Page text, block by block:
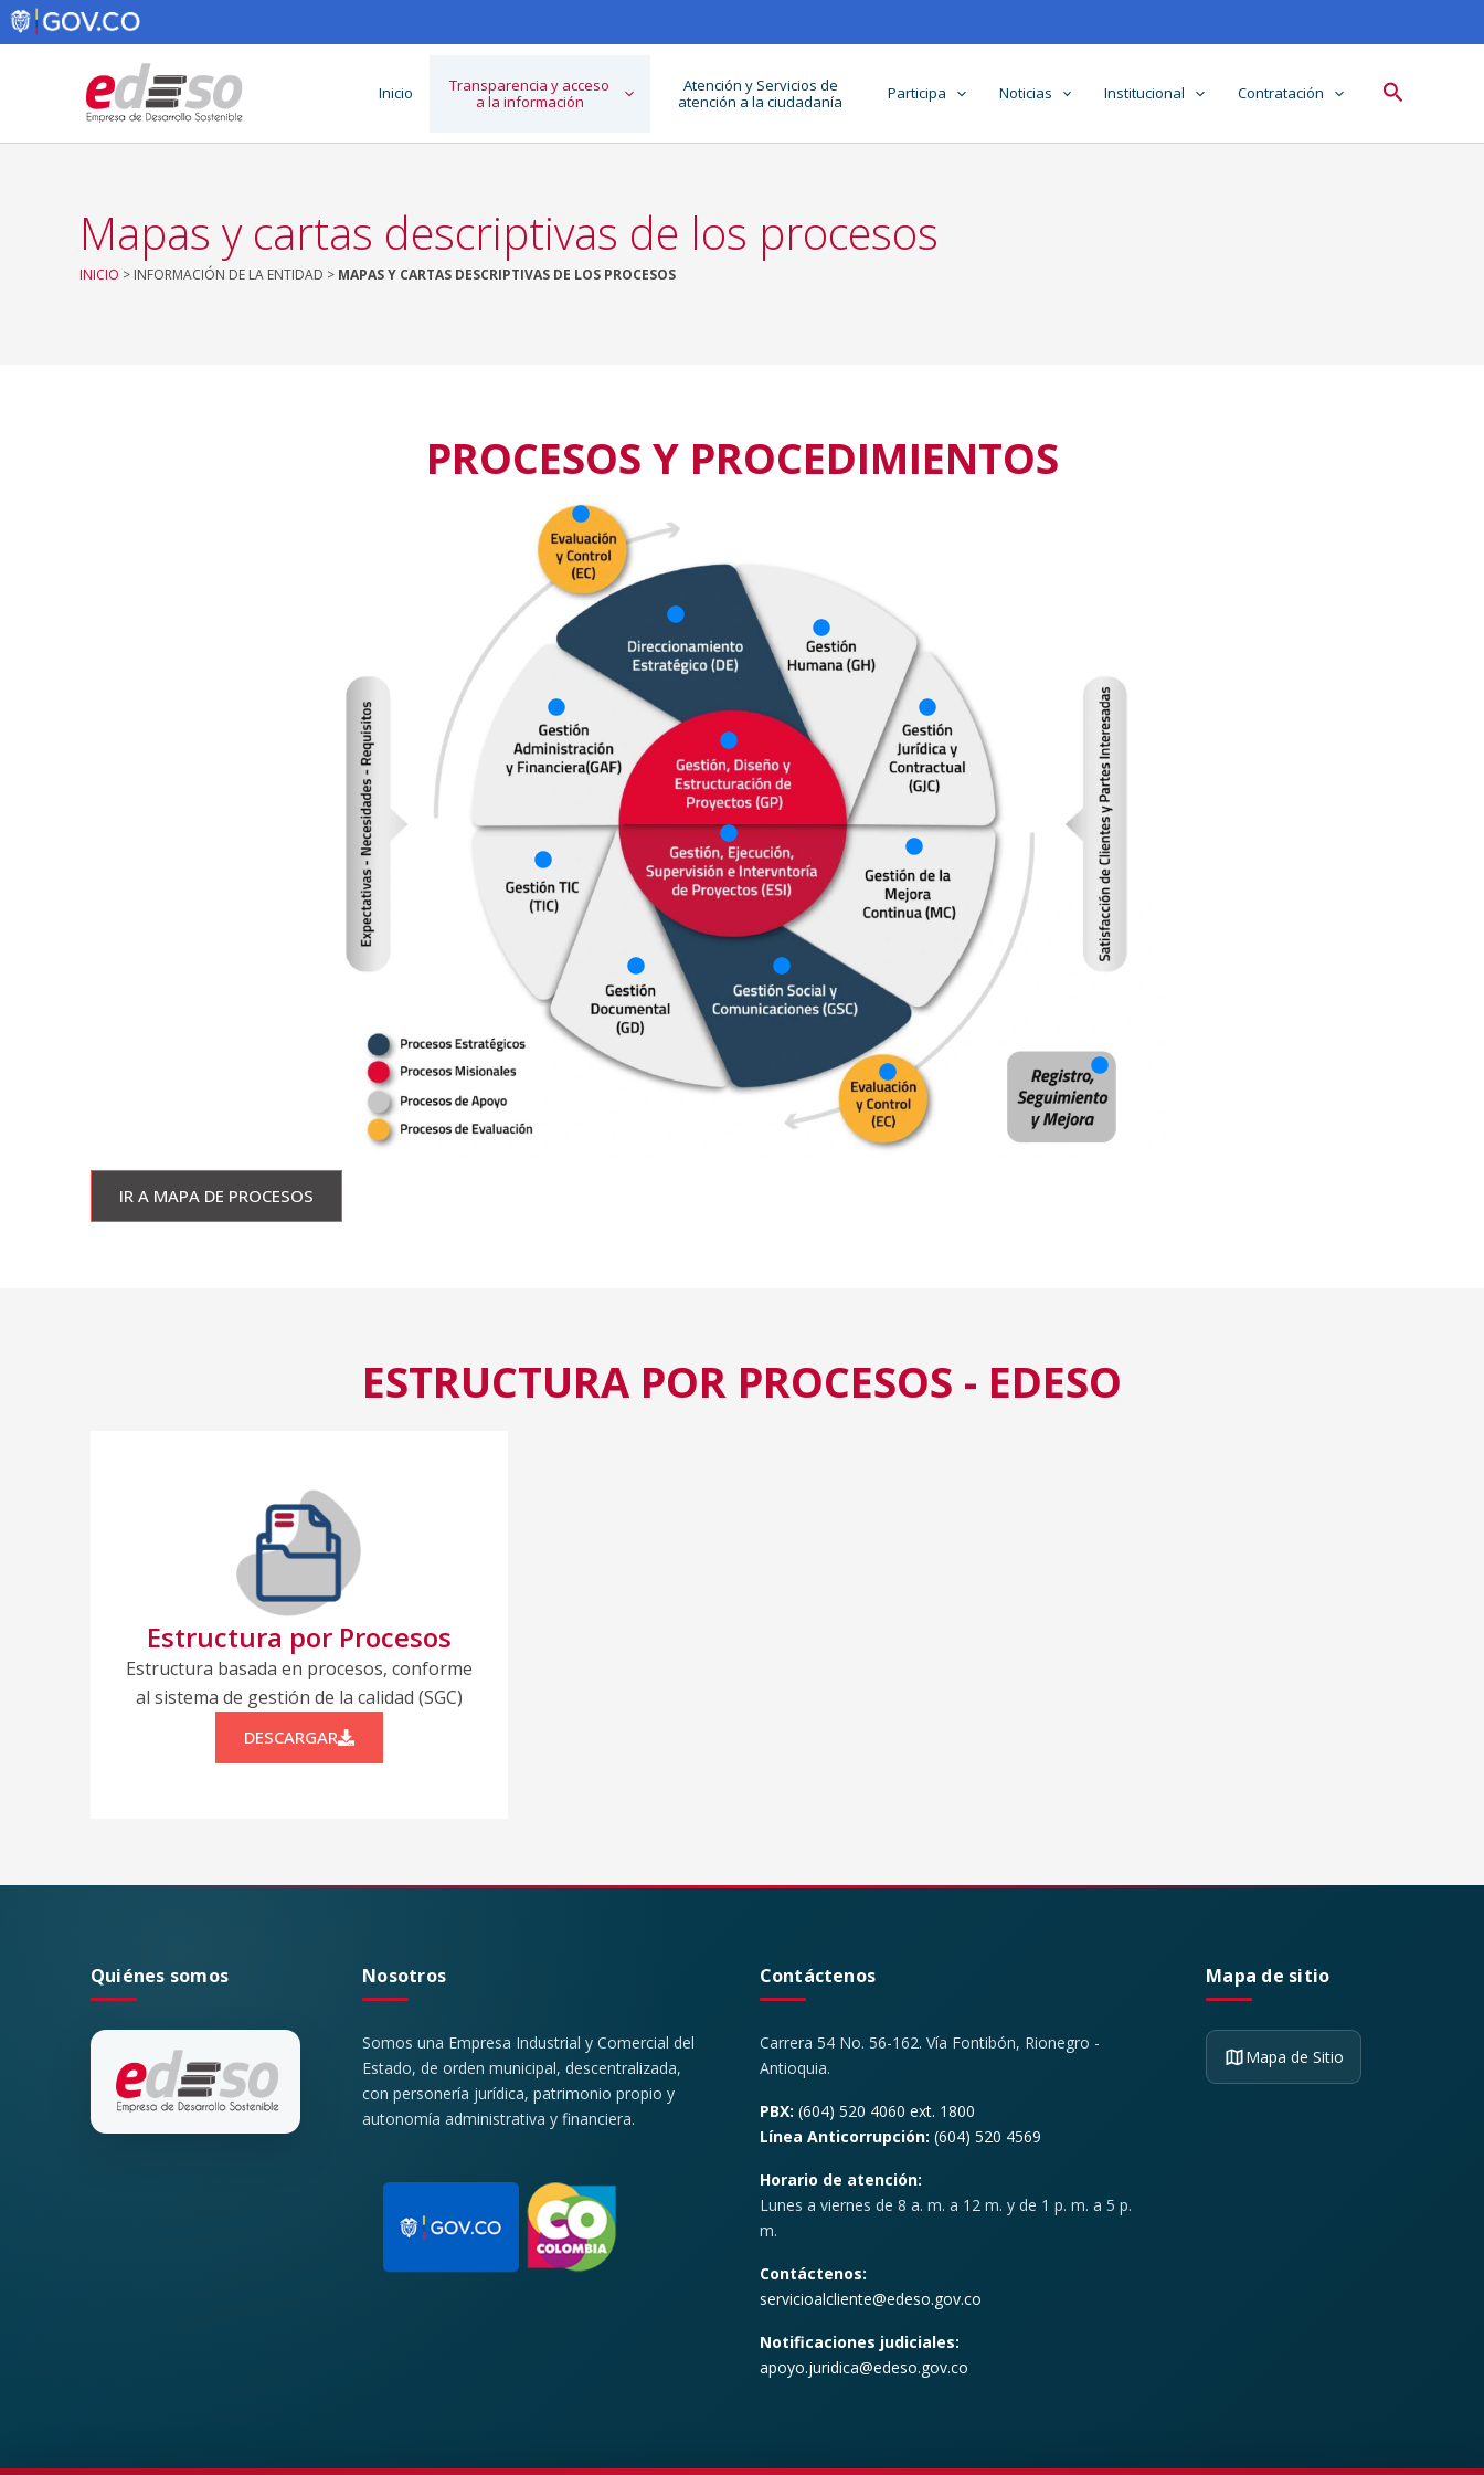
Ir
al
Inicio
Transparencia y acceso
a la información
Atención y Servicios de
atención a la ciudadanía
Participa Noticias Institucional Contratación Buscar
Mapas y cartas descriptivas de los procesos
INICIO > INFORMACIÓN DE LA ENTIDAD > MAPAS Y CARTAS DESCRIPTIVAS DE LOS PROCESOS
PROCESOS Y PROCEDIMIENTOS
IR A MAPA DE PROCESOS
ESTRUCTURA POR PROCESOS - EDESO
Estructura por Procesos
Estructura basada en procesos, conforme
al sistema de gestión de la calidad (SGC)
DESCARGAR
Quiénes somos Nosotros
Somos una Empresa Industrial y Comercial del
Estado, de orden municipal, descentralizada,
con personería jurídica, patrimonio propio y
autonomía administrativa y financiera.
Contáctenos
Carrera 54 No. 56-162. Vía Fontibón, Rionegro -
Antioquia.
PBX: (604) 520 4060 ext. 1800
Línea Anticorrupción: (604) 520 4569
Horario de atención:
Lunes a viernes de 8 a. m. a 12 m. y de 1 p. m. a 5 p.
m.
Contáctenos:
servicioalcliente@edeso.gov.co
Notificaciones judiciales:
apoyo.juridica@edeso.gov.co
Mapa de sitio
Mapa de Sitio